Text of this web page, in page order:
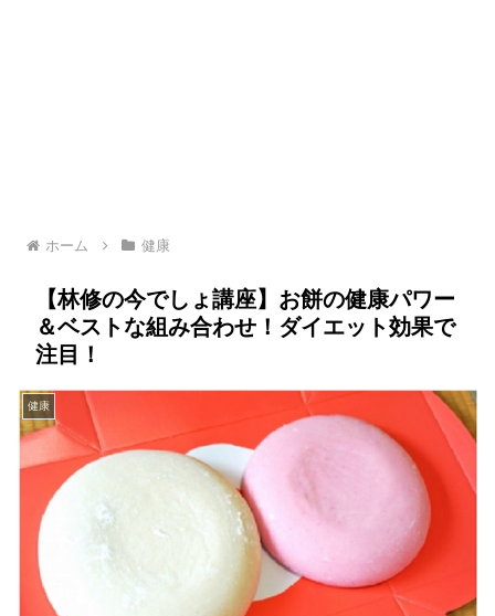
ホーム 健康
【林修の今でしょ講座】お餅の健康パワー
＆ベストな組み合わせ！ダイエット効果で
注目！
健康